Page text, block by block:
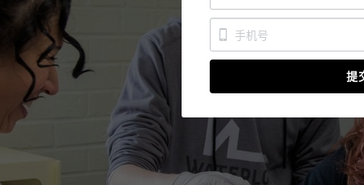
提